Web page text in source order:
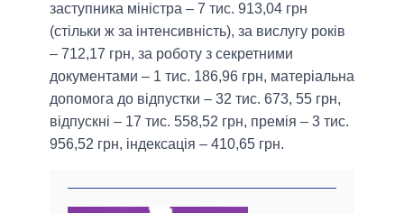
заступника міністра – 7 тис. 913,04 грн
(стільки ж за інтенсивність), за вислугу років
– 712,17 грн, за роботу з секретними
документами – 1 тис. 186,96 грн, матеріальна
допомога до відпустки – 32 тис. 673, 55 грн,
відпускні – 17 тис. 558,52 грн, премія – 3 тис.
956,52 грн, індексація – 410,65 грн.